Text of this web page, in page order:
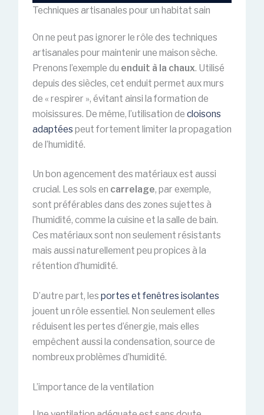
Techniques artisanales pour un habitat sain
On ne peut pas ignorer le rôle des techniques
artisanales pour maintenir une maison sèche.
Prenons l’exemple du enduit à la chaux. Utilisé
depuis des siècles, cet enduit permet aux murs
de « respirer », évitant ainsi la formation de
moisissures. De même, l’utilisation de cloisons
adaptées peut fortement limiter la propagation
de l’humidité.
Un bon agencement des matériaux est aussi
crucial. Les sols en carrelage, par exemple,
sont préférables dans des zones sujettes à
l’humidité, comme la cuisine et la salle de bain.
Ces matériaux sont non seulement résistants
mais aussi naturellement peu propices à la
rétention d’humidité.
D’autre part, les portes et fenêtres isolantes
jouent un rôle essentiel. Non seulement elles
réduisent les pertes d’énergie, mais elles
empêchent aussi la condensation, source de
nombreux problèmes d’humidité.
L’importance de la ventilation